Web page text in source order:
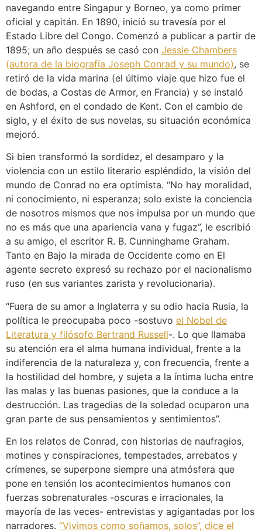
navegando entre Singapur y Borneo, ya como primer
oficial y capitán. En 1890, inició su travesía por el
Estado Libre del Congo. Comenzó a publicar a partir de
1895; un año después se casó con Jessie Chambers
(autora de la biografía Joseph Conrad y su mundo), se
retiró de la vida marina (el último viaje que hizo fue el
de bodas, a Costas de Armor, en Francia) y se instaló
en Ashford, en el condado de Kent. Con el cambio de
siglo, y el éxito de sus novelas, su situación económica
mejoró.
Si bien transformó la sordidez, el desamparo y la
violencia con un estilo literario espléndido, la visión del
mundo de Conrad no era optimista. “No hay moralidad,
ni conocimiento, ni esperanza; solo existe la conciencia
de nosotros mismos que nos impulsa por un mundo que
no es más que una apariencia vana y fugaz”, le escribió
a su amigo, el escritor R. B. Cunninghame Graham.
Tanto en Bajo la mirada de Occidente como en El
agente secreto expresó su rechazo por el nacionalismo
ruso (en sus variantes zarista y revolucionaria).
“Fuera de su amor a Inglaterra y su odio hacia Rusia, la
política le preocupaba poco -sostuvo el Nobel de
Literatura y filósofo Bertrand Russell-. Lo que llamaba
su atención era el alma humana individual, frente a la
indiferencia de la naturaleza y, con frecuencia, frente a
la hostilidad del hombre, y sujeta a la íntima lucha entre
las malas y las buenas pasiones, que la conduce a la
destrucción. Las tragedias de la soledad ocuparon una
gran parte de sus pensamientos y sentimientos”.
En los relatos de Conrad, con historias de naufragios,
motines y conspiraciones, tempestades, arrebatos y
crímenes, se superpone siempre una atmósfera que
pone en tensión los acontecimientos humanos con
fuerzas sobrenaturales -oscuras e irracionales, la
mayoría de las veces- entrevistas y agigantadas por los
narradores. “Vivimos como soñamos, solos”, dice el